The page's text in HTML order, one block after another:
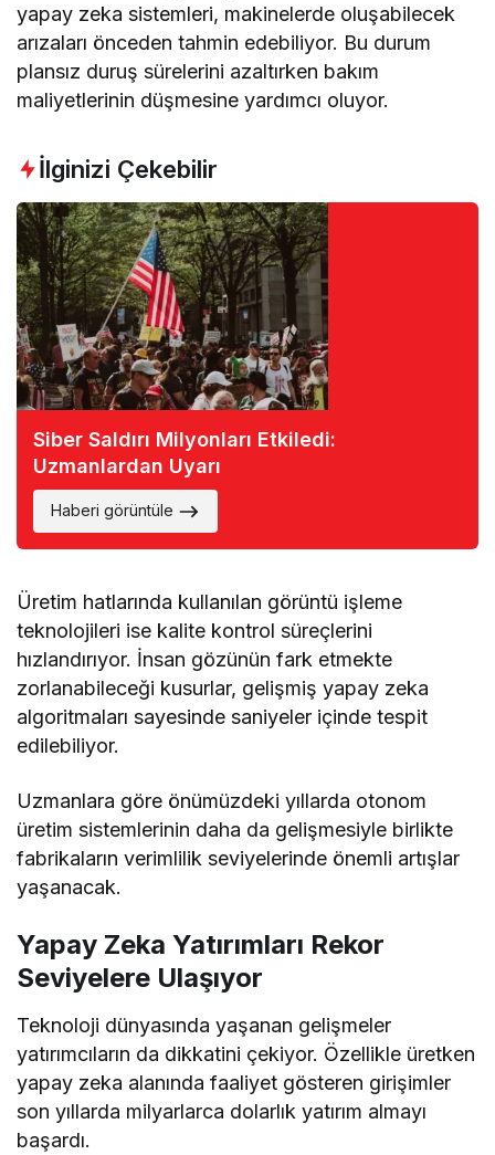
yapay zeka sistemleri, makinelerde oluşabilecek
arızaları önceden tahmin edebiliyor. Bu durum
plansız duruş sürelerini azaltırken bakım
maliyetlerinin düşmesine yardımcı oluyor.
İlginizi Çekebilir
Siber Saldırı Milyonları Etkiledi:
Uzmanlardan Uyarı
Haberi görüntüle
Üretim hatlarında kullanılan görüntü işleme
teknolojileri ise kalite kontrol süreçlerini
hızlandırıyor. İnsan gözünün fark etmekte
zorlanabileceği kusurlar, gelişmiş yapay zeka
algoritmaları sayesinde saniyeler içinde tespit
edilebiliyor.
Uzmanlara göre önümüzdeki yıllarda otonom
üretim sistemlerinin daha da gelişmesiyle birlikte
fabrikaların verimlilik seviyelerinde önemli artışlar
yaşanacak.
Yapay Zeka Yatırımları Rekor
Seviyelere Ulaşıyor
Teknoloji dünyasında yaşanan gelişmeler
yatırımcıların da dikkatini çekiyor. Özellikle üretken
yapay zeka alanında faaliyet gösteren girişimler
son yıllarda milyarlarca dolarlık yatırım almayı
başardı.